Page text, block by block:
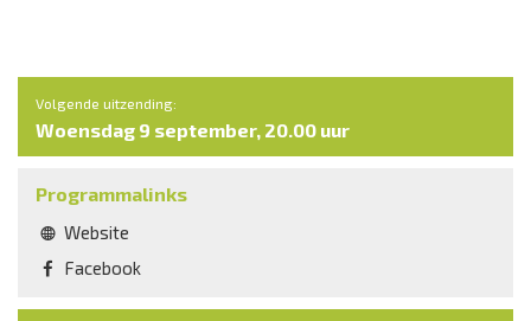
Volgende uitzending:
Woensdag 9 september, 20.00 uur
Programmalinks
Website
Facebook